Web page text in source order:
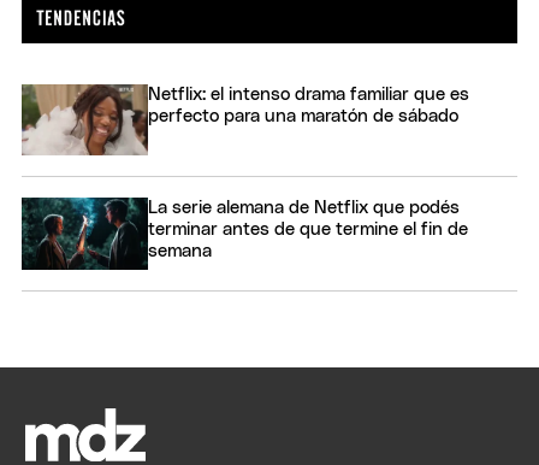
Netflix: el intenso drama familiar que es
perfecto para una maratón de sábado
La serie alemana de Netflix que podés
terminar antes de que termine el fin de
semana